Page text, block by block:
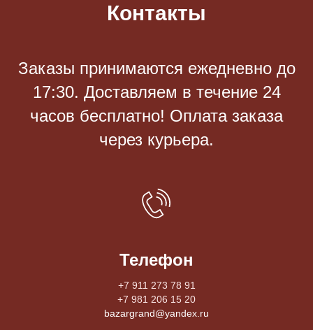
Контакты
Заказы принимаются eжедневно до
17:30. Доставляем в течение 24
часов бесплатно! Оплата заказа
через курьера.
Телефон
+7 911 273 78 91
+7 981 206 15 20
bazargrand@yandex.ru